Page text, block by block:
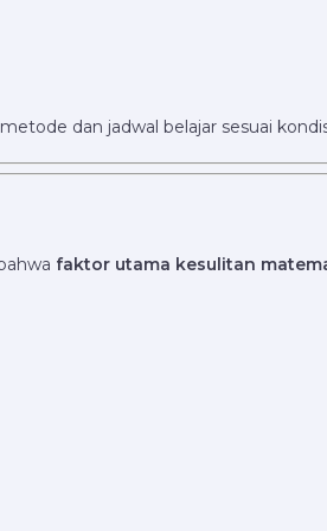
dan jadwal belajar sesuai
faktor utama kesulitan